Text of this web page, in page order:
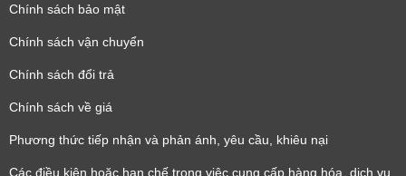
Chính sách bảo mật
Chính sách vận chuyển
Chính sách đổi trả
Chính sách về giá
Phương thức tiếp nhận và phản ánh, yêu cầu, khiêu nại
Các điều kiện hoặc hạn chế trong việc cung cấp hàng hóa, dịch vụ